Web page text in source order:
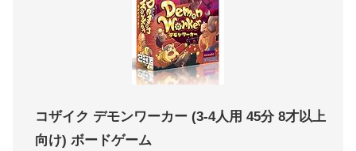
コザイク デモンワーカー (3-4人用 45分 8才以上
向け) ボードゲーム